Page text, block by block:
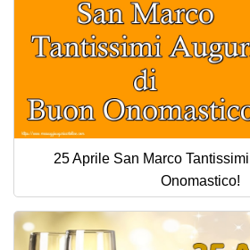
25 Aprile San Marco
Onomastico!